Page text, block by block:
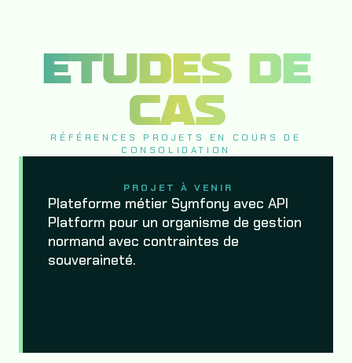
ÉTUDES DE
CAS
RÉFÉRENCES PROJETS EN COURS DE
CONSOLIDATION
PROJET À VENIR
Plateforme métier Symfony avec API
Platform pour un organisme de gestion
normand avec contraintes de
souveraineté.